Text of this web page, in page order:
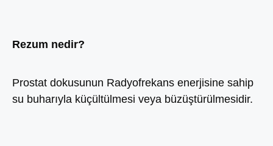
Rezum nedir?
Prostat dokusunun Radyofrekans enerjisine sahip
su buharıyla küçültülmesi veya büzüştürülmesidir.